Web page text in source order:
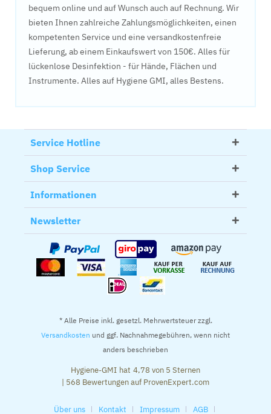
bequem online und auf Wunsch auch auf Rechnung. Wir
bieten Ihnen zahlreiche Zahlungsmöglichkeiten, einen
kompetenten Service und eine versandkostenfreie
Lieferung, ab einem Einkaufswert von 150€. Alles für
lückenlose Desinfektion - für Hände, Flächen und
Instrumente. Alles auf Hygiene GMI, alles Bestens.
Service Hotline
Shop Service
Informationen
Newsletter
* Alle Preise inkl. gesetzl. Mehrwertsteuer zzgl.
Versandkosten und ggf. Nachnahmegebühren, wenn nicht
anders beschrieben
Hygiene-GMI hat 4,78 von 5 Sternen
| 568 Bewertungen auf ProvenExpert.com
Über uns Kontakt Impressum AGB